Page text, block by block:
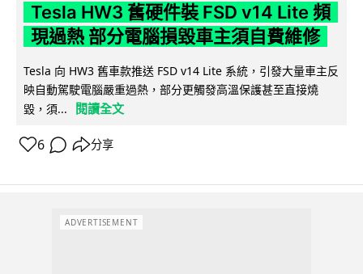
Tesla HW3 舊硬件裝 FSD v14 Lite 頻
現過熱 部分電腦損毀車主須自費維修
Tesla 向 HW3 舊車款推送 FSD v14 Lite 系統，引發大量車主反
映自動駕駛電腦嚴重過熱，部分更觸發高溫保護甚至直接燒
毀，須...
閱讀全文
6 分享
ADVERTISEMENT